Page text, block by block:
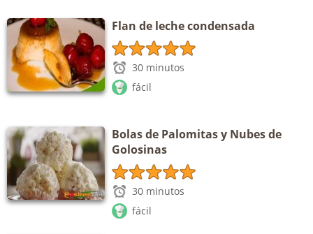
Flan de leche condensada
30 minutos
fácil
Bolas de Palomitas y Nubes de
Golosinas
30 minutos
fácil